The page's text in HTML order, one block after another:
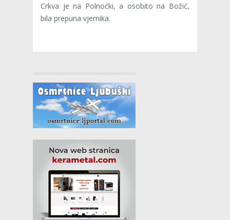
Crkva je na Polnoćki, a osobito na Božić,
bila prepuna vjernika.